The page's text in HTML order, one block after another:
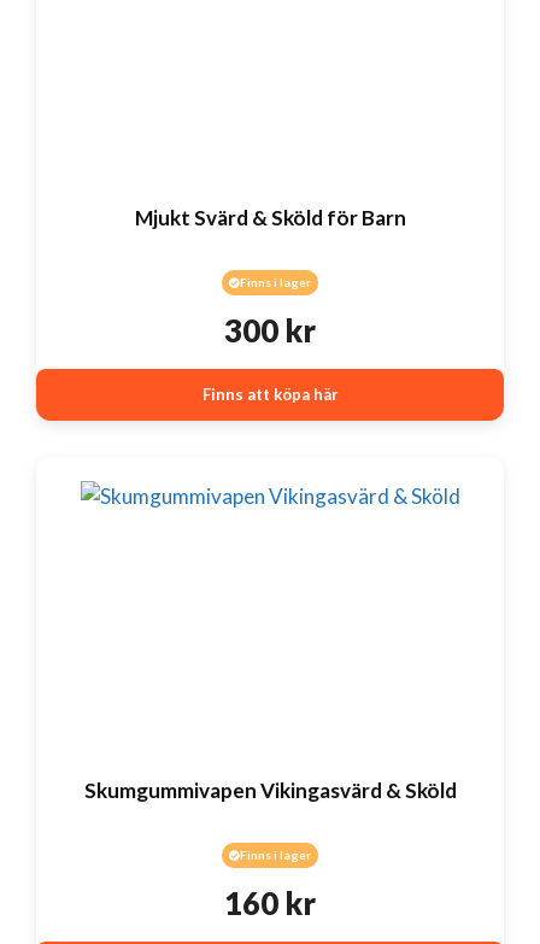
Mjukt Svärd & Sköld för Barn
Finns i lager
300 kr
Finns att köpa här
Skumgummivapen Vikingasvärd & Sköld
Finns i lager
160 kr